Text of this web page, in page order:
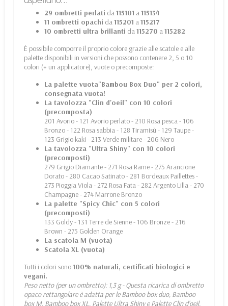
29 ombretti perlati da115101 a115134
11 ombretti opachi da115201 a115217
10 ombretti ultra brillanti da115270 a115282
È possibile comporre il proprio colore grazie alle scatole e alle
palette disponibili in versioni che possono contenere 2, 5 o 10
colori (+ un applicatore), vuote o precomposte:
La palette vuota"Bambou Box Duo" per 2 colori,
consegnata vuota!
La tavolozza "Clin d'oeil" con 10 colori
(precomposta)
201 Avorio - 121 Avorio perlato - 210 Rosa pesca - 106
Bronzo - 122 Rosa sabbia - 128 Tiramisù - 129 Taupe -
123 Grigio kaki - 213 Verde militare - 206 Nero
La tavolozza "Ultra Shiny" con 10 colori
(precomposti)
279 Grigio Diamante - 271 Rosa Rame - 275 Arancione
Dorato - 280 Cacao Satinato - 281 Bordeaux Paillettes -
273 Pioggia Viola - 272 Rosa Fata - 282 Argento Lilla - 270
Champagne - 274 Marrone Bronzo
La palette "Spicy Chic" con 5 colori
(precomposti)
133 Goldy - 131 Terre de Sienne - 106 Bronze - 216
Brown - 275 Golden Orange
La scatola M (vuota)
Scatola XL (vuota)
Tutti i colori sono100% naturali, certificati biologici e
vegani.
Peso netto (per un ombretto): 1,3 g - Questa ricarica di ombretto
opaco rettangolare è adatta per le Bamboo box duo, Bamboo
box M, Bamboo box XL, Palette Ultra Shiny e Palette Clin d'oeil.